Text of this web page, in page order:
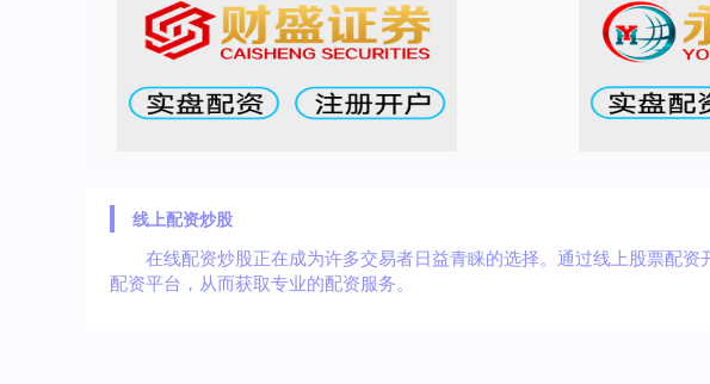
线上配资炒股
在线配资炒股正在成为许多交易者日益青睐的选择。通过线上股票配
配资平台，从而获取专业的配资服务。